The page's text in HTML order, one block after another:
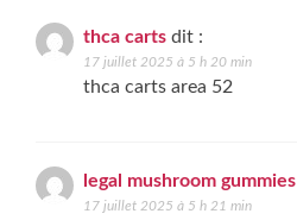
thca carts dit :
17 juillet 2025 à 5 h 20 min
thca carts area 52
legal mushroom gummies
17 juillet 2025 à 5 h 21 min